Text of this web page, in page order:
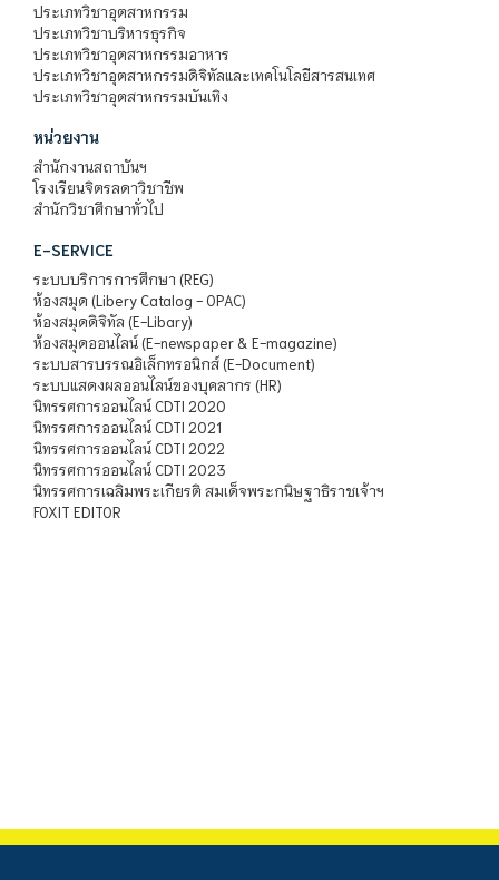
ประเภทวิชาอุตสาหกรรม
ประเภทวิชาบริหารธุรกิจ
ประเภทวิชาอุตสาหกรรมอาหาร
ประเภทวิชาอุตสาหกรรมดิจิทัลและเทคโนโลยีสารสนเทศ
ประเภทวิชาอุตสาหกรรมบันเทิง
หน่วยงาน
สำนักงานสถาบันฯ
โรงเรียนจิตรลดาวิชาชีพ
สำนักวิชาศึกษาทั่วไป
E-SERVICE
ระบบบริการการศึกษา (REG)
ห้องสมุด (Libery Catalog - OPAC)
ห้องสมุดดิจิทัล (E-Libary)
ห้องสมุดออนไลน์ (E-newspaper & E-magazine)
ระบบสารบรรณอิเล็กทรอนิกส์ (E-Document)
ระบบแสดงผลออนไลน์ของบุคลากร (HR)
นิทรรศการออนไลน์ CDTI 2020
นิทรรศการออนไลน์ CDTI 2021
นิทรรศการออนไลน์ CDTI 2022
นิทรรศการออนไลน์ CDTI 2023
นิทรรศการเฉลิมพระเกียรติ สมเด็จพระกนิษฐาธิราชเจ้าฯ
FOXIT EDITOR